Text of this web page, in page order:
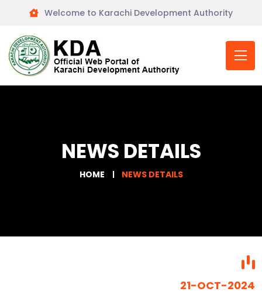
Welcome to Karachi Development Authority
NEWS DETAILS
HOME NEWS DETAILS
21-OCT-2024